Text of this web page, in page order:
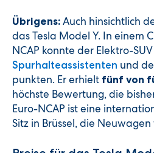
Übrigens: Auch hinsichtlich
das Tesla Model Y. In einem
NCAP konnte der Elektro-
Spurhalteassistenten und
punkten. Er erhielt fünf von
höchste Bewertung, die
Euro-NCAP ist eine
Sitz in Brüssel, die